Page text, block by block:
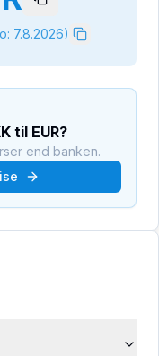
7.8.2026)
til EUR?
end banken.